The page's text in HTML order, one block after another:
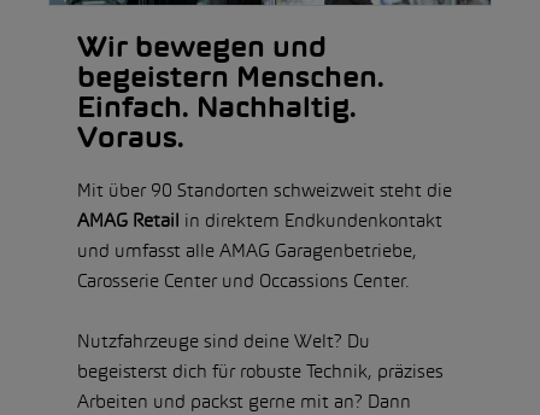
Wir bewegen und
begeistern Menschen.
Einfach. Nachhaltig.
Voraus.
Mit über 90 Standorten schweizweit steht die
AMAG Retail in direktem Endkundenkontakt
und umfasst alle AMAG Garagenbetriebe,
Carosserie Center und Occassions Center.
Nutzfahrzeuge sind deine Welt? Du
begeisterst dich für robuste Technik, präzises
Arbeiten und packst gerne mit an? Dann